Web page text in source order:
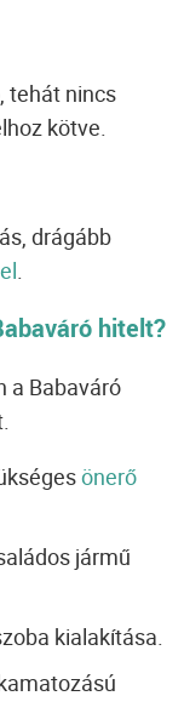
tehát nincs
kötve.
drágább
hitelt?
a Babaváró
önerő
jármű
kialakítása.